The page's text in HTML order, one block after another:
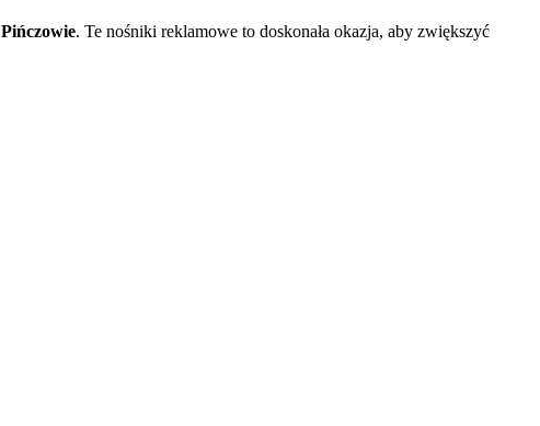
Pińczowie. Te nośniki reklamowe to doskonała okazja, aby zwiększyć